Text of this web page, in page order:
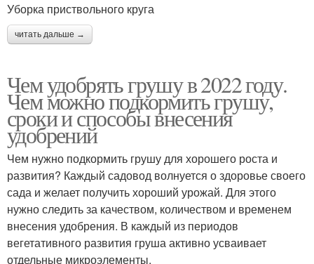
Уборка приствольного круга
читать дальше →
Чем удобрять грушу в 2022 году.
Чем можно подкормить грушу,
сроки и способы внесения
удобрений
Чем нужно подкормить грушу для хорошего роста и
развития? Каждый садовод волнуется о здоровье своего
сада и желает получить хороший урожай. Для этого
нужно следить за качеством, количеством и временем
внесения удобрения. В каждый из периодов
вегетативного развития груша активно усваивает
отдельные микроэлементы.